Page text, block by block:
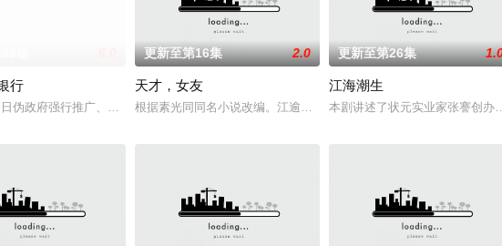
苏晓彤 饰）与童年时因一场意外落下身体残缺的少年顾铭夕（何洛洛 饰）的成长印记与
行
伪政府强行推广、使用由“中国准备银行”发行的伪钞货币。根据党中央指示，高景波、徐邵
更新至第16集 2.0
天才，女友
根据素光同同名小说改编。江逾白长大以后，林知夏忽然对他说：“
更新至第26集
江海潮生
本剧讲述了状元实业家张謇创办